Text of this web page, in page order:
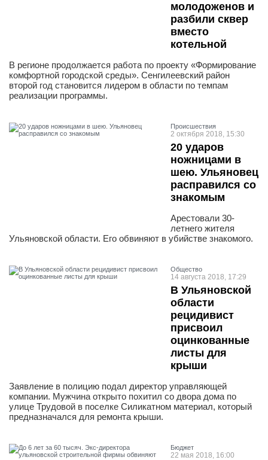
молодоженов и
разбили сквер
вместо
котельной
В регионе продолжается работа по проекту «Формирование
комфортной городской среды». Сенгилеевский район
второй год становится лидером в области по темпам
реализации программы.
Проиcшествия
2 октября 2018, 15:30
20 ударов
ножницами в
шею. Ульяновец
расправился со
знакомым
Арестовали 30-
летнего жителя
Ульяновской области. Его обвиняют в убийстве знакомого.
Общество
14 августа 2018, 17:29
В Ульяновской
области
рецидивист
присвоил
оцинкованные
листы для
крыши
Заявление в полицию подал директор управляющей
компании. Мужчина открыто похитил со двора дома по
улице Трудовой в поселке Силикатном материал, который
предназначался для ремонта крыши.
Бюджет
22 мая 2018, 16:00